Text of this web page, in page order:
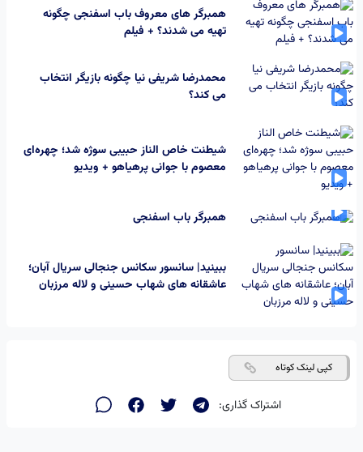
همبرگر های معروف باب اسفنجی چگونه
تهیه می شدند؟ + فیلم
محمدرضا شریفی نیا چگونه بازیگر انتخاب
می کند؟
شیطنت خاص الناز حبیبی سوژه شد؛ چهره‌ای
معصوم با جوانی پرهیاهو + ویدیو
همبرگر باب اسفنجی
ببینید| سانسور سکانس جنجالی سریال آبان؛
عاشقانه های شهاب حسینی و لاله مرزبان
کپی لینک کوتاه
اشتراک گذاری: